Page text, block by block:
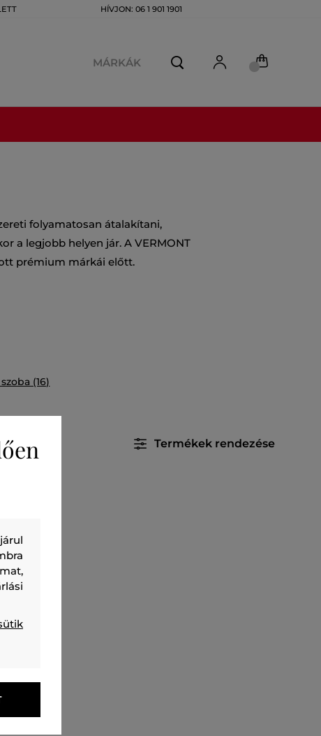
HÍVJON: 06 1 901 1901
MÁRKÁK
folyamatosan átalakítani,
a legjobb helyen jár. A VERMONT
prémium márkái előtt.
(16)
Termékek rendezése